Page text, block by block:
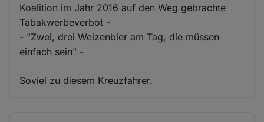
Koalition im Jahr 2016 auf den Weg gebrachte
Tabakwerbeverbot -
- "Zwei, drei Weizenbier am Tag, die müssen
einfach sein" -
Soviel zu diesem Kreuzfahrer.